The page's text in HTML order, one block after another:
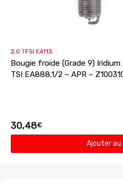
2.0 TFSI EA113
Bougie froide (Grade 9) Iridium
TSI EA888.1/2 – APR –
30,48€
Ajouter au